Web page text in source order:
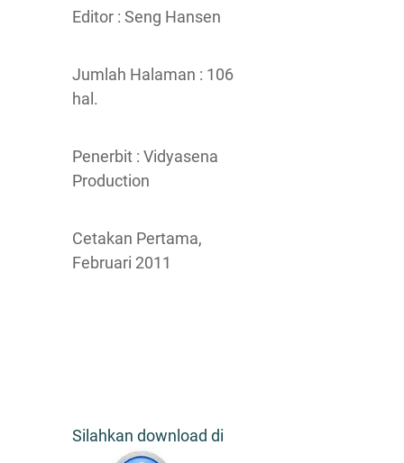
Editor : Seng Hansen
Jumlah Halaman : 106
hal.
Penerbit : Vidyasena
Production
Cetakan Pertama,
Februari 2011
Silahkan download di